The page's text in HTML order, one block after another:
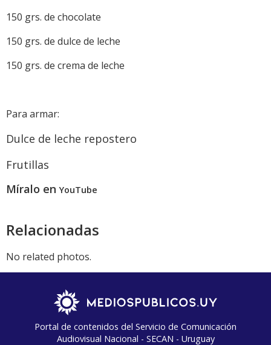
150 grs. de chocolate
150 grs. de dulce de leche
150 grs. de crema de leche
Para armar:
Dulce de leche repostero
Frutillas
Míralo enYouTube
Relacionadas
No related photos.
Portal de contenidos del Servicio de Comunicación
Audiovisual Nacional - SECAN - Uruguay